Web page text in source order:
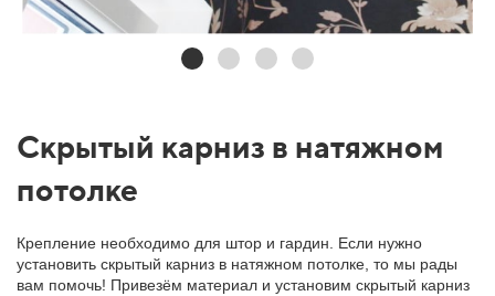
Скрытый карниз в натяжном
потолке
Крепление необходимо для штор и гардин. Если нужно
установить скрытый карниз в натяжном потолке, то мы рады
вам помочь! Привезём материал и установим скрытый карниз